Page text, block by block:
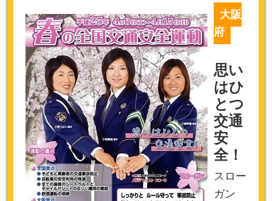
大阪
府
思い
はひ
とつ
交通
安
全！
スロー
ガン